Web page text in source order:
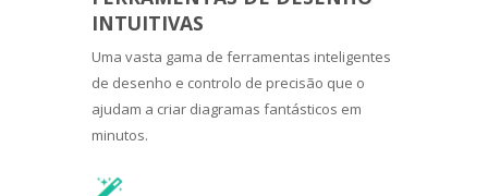
INTUITIVAS
Uma vasta gama de ferramentas inteligentes
de desenho e controlo de precisão que o
ajudam a criar diagramas fantásticos em
minutos.